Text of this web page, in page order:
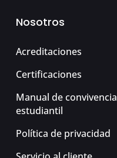
Nosotros
Acreditaciones
Certificaciones
Manual de convivencia
estudiantil
Política de privacidad